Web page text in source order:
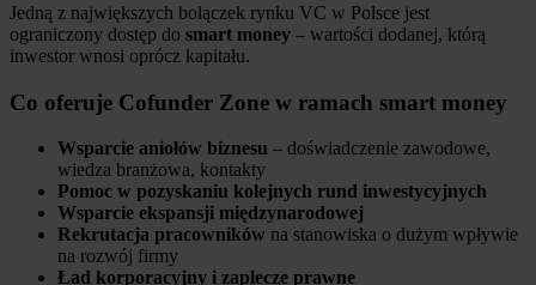
Jedną z największych bolączek rynku VC w Polsce jest
ograniczony dostęp do smart money – wartości dodanej, którą
inwestor wnosi oprócz kapitału.
Co oferuje Cofunder Zone w ramach smart money
Wsparcie aniołów biznesu – doświadczenie zawodowe,
wiedza branżowa, kontakty
Pomoc w pozyskaniu kolejnych rund inwestycyjnych
Wsparcie ekspansji międzynarodowej
Rekrutacja pracowników na stanowiska o dużym wpływie
na rozwój firmy
Ład korporacyjny i zaplecze prawne